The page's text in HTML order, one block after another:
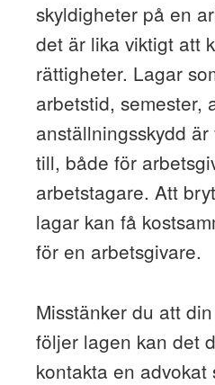
skyldigheter på en
det är lika viktigt att
rättigheter. Lagar
arbetstid, semester,
anställningsskydd
till, både för
arbetstagare. Att
lagar kan få
för en arbetsgivare.
Misstänker du att
följer lagen kan det
kontakta en